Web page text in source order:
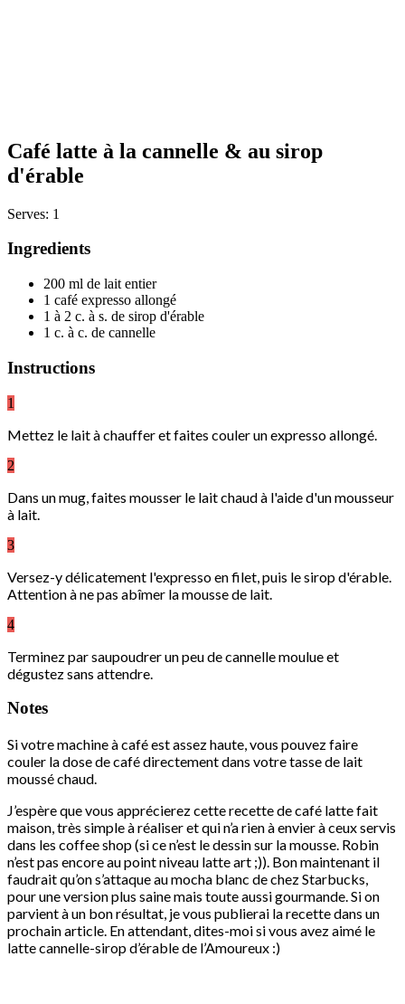
Café latte à la cannelle & au sirop
d'érable
Serves: 1
Ingredients
200 ml de lait entier
1 café expresso allongé
1 à 2 c. à s. de sirop d'érable
1 c. à c. de cannelle
Instructions
1
Mettez le lait à chauffer et faites couler un expresso allongé.
2
Dans un mug, faites mousser le lait chaud à l'aide d'un mousseur
à lait.
3
Versez-y délicatement l'expresso en filet, puis le sirop d'érable.
Attention à ne pas abîmer la mousse de lait.
4
Terminez par saupoudrer un peu de cannelle moulue et
dégustez sans attendre.
Notes
Si votre machine à café est assez haute, vous pouvez faire
couler la dose de café directement dans votre tasse de lait
moussé chaud.
J’espère que vous apprécierez cette recette de café latte fait
maison, très simple à réaliser et qui n’a rien à envier à ceux servis
dans les coffee shop (si ce n’est le dessin sur la mousse. Robin
n’est pas encore au point niveau latte art ;)). Bon maintenant il
faudrait qu’on s’attaque au mocha blanc de chez Starbucks,
pour une version plus saine mais toute aussi gourmande. Si on
parvient à un bon résultat, je vous publierai la recette dans un
prochain article. En attendant, dites-moi si vous avez aimé le
latte cannelle-sirop d’érable de l’Amoureux :)